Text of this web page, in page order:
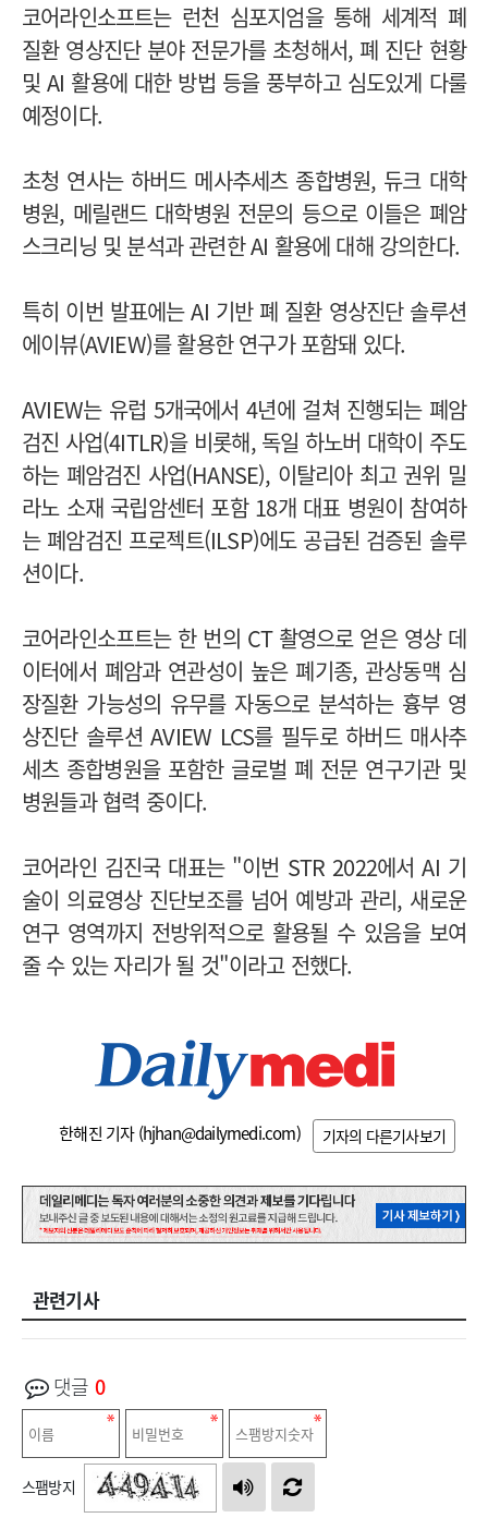
코어라인소프트는 런천 심포지엄을 통해 세계적 폐
질환 영상진단 분야 전문가를 초청해서, 폐 진단 현황
및 AI 활용에 대한 방법 등을 풍부하고 심도있게 다룰
예정이다.
초청 연사는 하버드 메사추세츠 종합병원, 듀크 대학
병원, 메릴랜드 대학병원 전문의 등으로 이들은 폐암
스크리닝 및 분석과 관련한 AI 활용에 대해 강의한다.
특히 이번 발표에는 AI 기반 폐 질환 영상진단 솔루션
에이뷰(AVIEW)를 활용한 연구가 포함돼 있다.
AVIEW는 유럽 5개국에서 4년에 걸쳐 진행되는 폐암
검진 사업(4ITLR)을 비롯해, 독일 하노버 대학이 주도
하는 폐암검진 사업(HANSE), 이탈리아 최고 권위 밀
라노 소재 국립암센터 포함 18개 대표 병원이 참여하
는 폐암검진 프로젝트(ILSP)에도 공급된 검증된 솔루
션이다.
코어라인소프트는 한 번의 CT 촬영으로 얻은 영상 데
이터에서 폐암과 연관성이 높은 폐기종, 관상동맥 심
장질환 가능성의 유무를 자동으로 분석하는 흉부 영
상진단 솔루션 AVIEW LCS를 필두로 하버드 매사추
세츠 종합병원을 포함한 글로벌 폐 전문 연구기관 및
병원들과 협력 중이다.
코어라인 김진국 대표는 "이번 STR 2022에서 AI 기
술이 의료영상 진단보조를 넘어 예방과 관리, 새로운
연구 영역까지 전방위적으로 활용될 수 있음을 보여
줄 수 있는 자리가 될 것"이라고 전했다.
한해진 기자 (hjhan@dailymedi.com) 기자의 다른기사보기
관련기사
댓글 0
스팸방지